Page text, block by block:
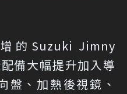
的Suzuki Jimny
備大幅提升加入導
盤、加熱後視鏡、